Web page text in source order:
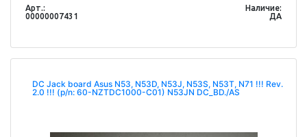
Арт.:
00000007431
Наличие:
ДА
DC Jack board Asus N53, N53D, N53J, N53S, N53T, N71 !!! Rev.
2.0 !!! (p/n: 60-NZTDC1000-C01) N53JN DC_BD./AS